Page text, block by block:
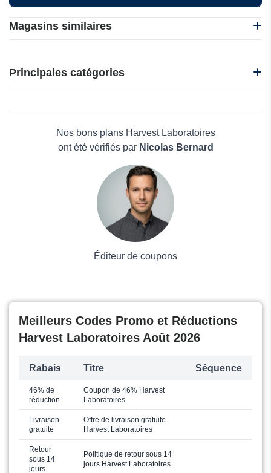
Magasins similaires
D.Plantes
Ecann
Gapianne
Harmony
Principales catégories
Maison & Jardin
Boissons
Nos bons plans Harvest Laboratoires
ont été vérifiés par Nicolas Bernard
Éditeur de coupons
Meilleurs Codes Promo et Réductions
Harvest Laboratoires Août 2026
Rabais Titre Séquence
46% de
réduction
Coupon de 46% Harvest
Laboratoires
Livraison
gratuite
Offre de livraison gratuite
Harvest Laboratoires
Retour
sous 14
jours
Politique de retour sous 14
jours Harvest Laboratoires